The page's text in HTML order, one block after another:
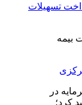
تسهیلات